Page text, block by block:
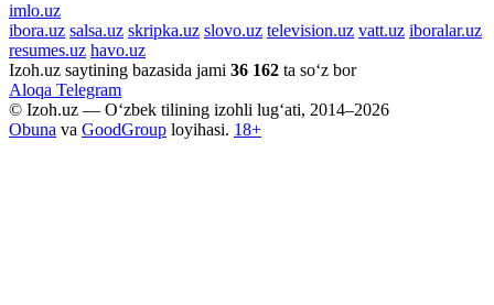
imlo.uz
ibora.uz salsa.uz skripka.uz slovo.uz television.uz vatt.uz iboralar.uz
resumes.uz havo.uz
Izoh.uz saytining bazasida jami 36 162 ta so‘z bor
Aloqa Telegram
© Izoh.uz — O‘zbek tilining izohli lug‘ati, 2014–2026
Obuna va GoodGroup loyihasi. 18+